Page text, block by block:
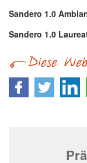
Sandero 1.0
Sandero 1.0